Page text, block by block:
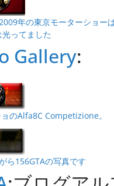
年の東京モーターショー
ってました
Gallery:
のAlfa8C Competizione。
ら156GTAの写真です